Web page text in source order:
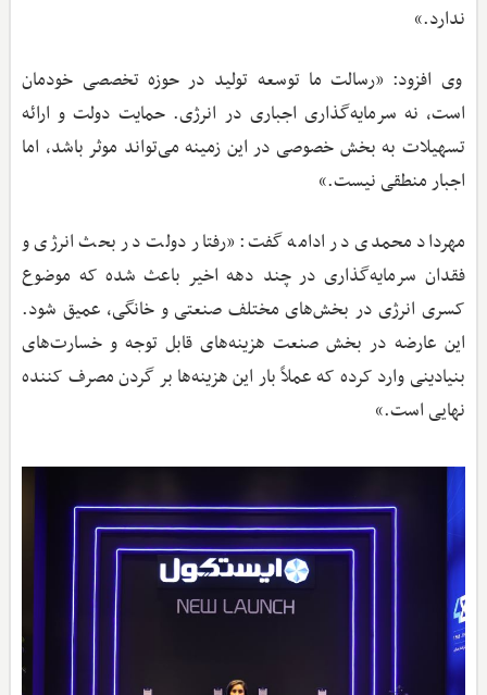
ندارد.»
وی افزود: «رسالت ما توسعه تولید در حوزه تخصصی خودمان
است، نه سرمایه‌گذاری اجباری در انرژی. حمایت دولت و ارائه
تسهیلات به بخش خصوصی در این زمینه می‌تواند موثر باشد، اما
اجبار منطقی نیست.»
مهرداد محمدی در ادامه گفت: «رفتار دولت در بحث انرژی و
فقدان سرمایه‌گذاری در چند دهه اخیر باعث شده که موضوع
کسری انرژی در بخش‌های مختلف صنعتی و خانگی، عمیق شود.
این عارضه در بخش صنعت هزینه‌های قابل توجه و خسارت‌های
بنیادینی وارد کرده که عملاً بار این هزینه‌ها بر گردن مصرف کننده
نهایی است.»